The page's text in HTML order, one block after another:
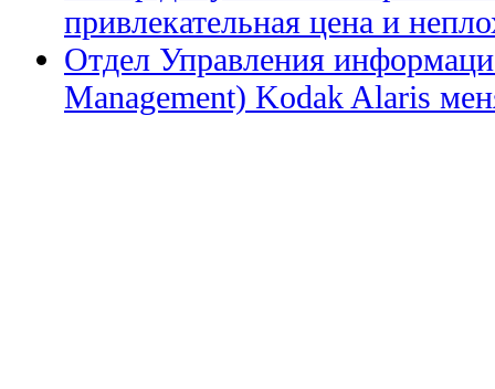
привлекательная цена и
Отдел Управления
Management) Kodak Alaris